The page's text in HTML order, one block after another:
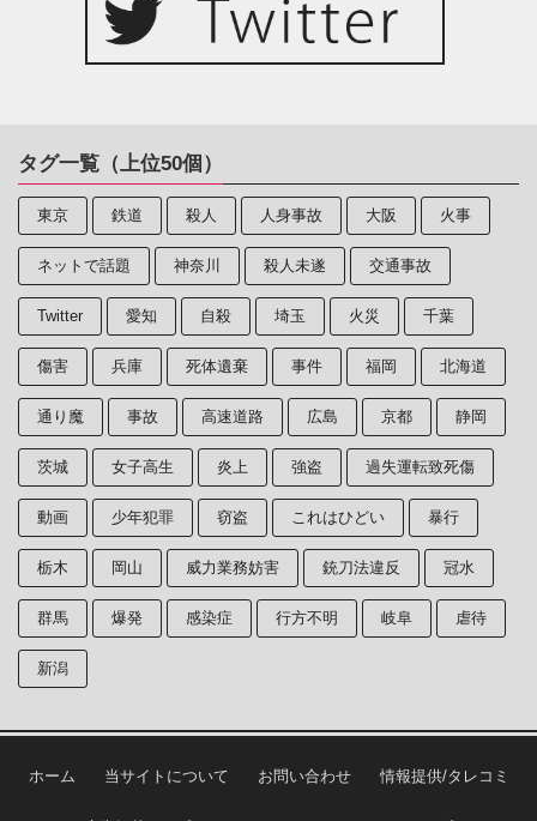
タグ一覧（上位50個）
東京 鉄道 殺人 人身事故 大阪 火事
ネットで話題 神奈川 殺人未遂 交通事故
Twitter 愛知 自殺 埼玉 火災 千葉
傷害 兵庫 死体遺棄 事件 福岡 北海道
通り魔 事故 高速道路 広島 京都 静岡
茨城 女子高生 炎上 強盗 過失運転致死傷
動画 少年犯罪 窃盗 これはひどい 暴行
栃木 岡山 威力業務妨害 銃刀法違反 冠水
群馬 爆発 感染症 行方不明 岐阜 虐待
新潟
ホーム 当サイトについて お問い合わせ 情報提供/タレコミ